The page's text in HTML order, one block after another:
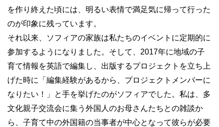
を作り終えた頃には、明るい表情で満足気に帰って行った
のが印象に残っています。
それ以来、ソフィアの家族は私たちのイベントに定期的に
参加するようになりました。そして、2017年に地域の子
育て情報を英語で編集し、出版するプロジェクトを立ち上
げた時に「編集経験があるから、プロジェクトメンバーに
なりたい！」と手を挙げたのがソフィアでした。私は、多
文化親子交流会に集う外国人のお母さんたちとの雑談か
ら、子育て中の外国籍の当事者が中心となって彼らが必要